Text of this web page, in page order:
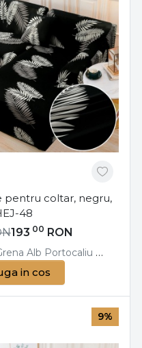
Verde
pentru coltar, negru,
48
193 00 RON
Alb Portocaliu Alb
in cos
9%